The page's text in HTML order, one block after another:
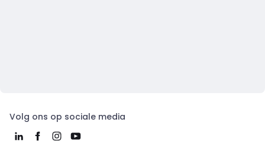
Volg ons op sociale media